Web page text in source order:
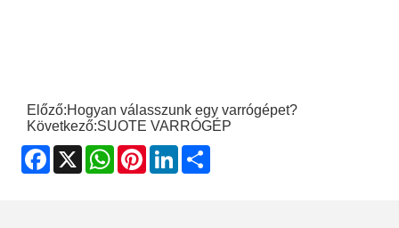
Előző:Hogyan válasszunk egy varrógépet?
Következő:SUOTE VARRÓGÉP
Facebook
X WhatsApp
PinterestLinkedIn